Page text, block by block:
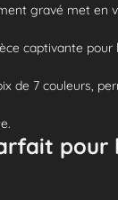
gravé met en
captivante pour
de 7 couleurs,
pour